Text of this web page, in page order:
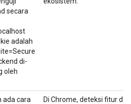
secara
adalah
di-
oleh
ada cara
Di Chrome, deteksi fitur dan